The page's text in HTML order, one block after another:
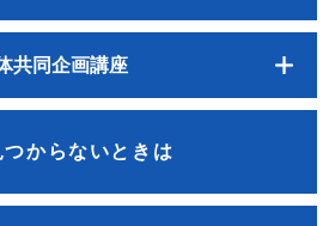
共同企画講座
つからないときは